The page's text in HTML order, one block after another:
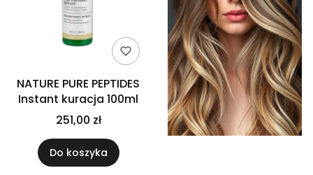
NATURE PURE PEPTIDES
Instant kuracja 100ml
251,00 zł
Do koszyka